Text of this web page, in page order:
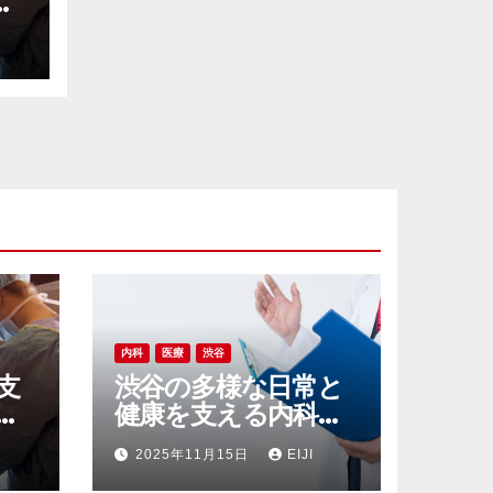
内科 医療 渋谷
渋谷の多様な日常と
健康を支える内科ク
リニック最前線レポ
ート
2025年11月15日 EIJI